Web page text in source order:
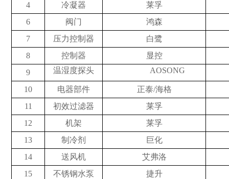
4
冷凝器
莱孚
6
阀门
鸿森
7
压力控制器
白鹭
8
控制器
显控
9
温湿度探头 AOSONG
10 电器部件 正泰/海格
11 初效过滤器
莱孚
12
机架
莱孚
13
制冷剂
巨化
14
送风机
艾弗洛
15
不锈钢水泵 捷升